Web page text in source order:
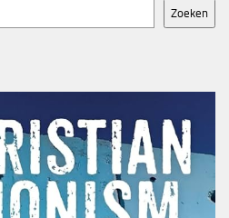
Zoeken